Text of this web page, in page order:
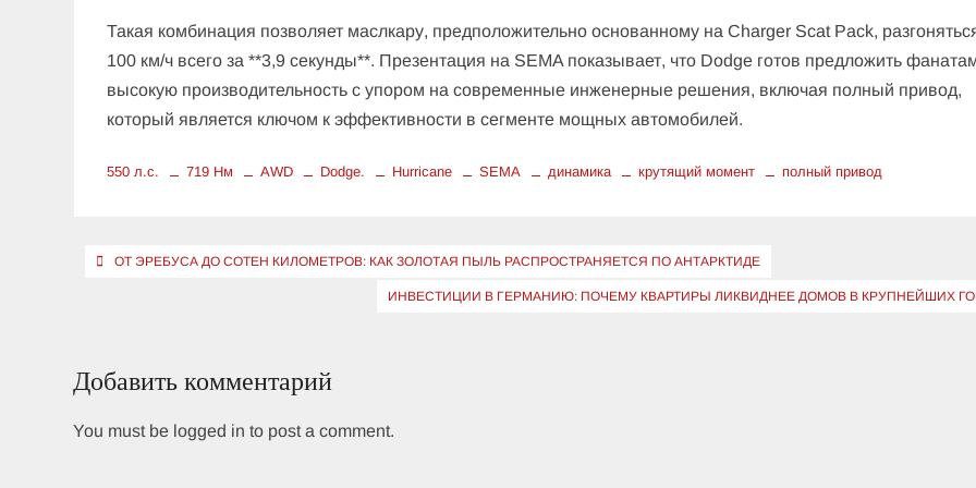
Такая комбинация позволяет маслкару, предположительно основанному на Charger Scat Pack,
100 км/ч всего за **3,9 секунды**. Презентация на SEMA показывает, что Dodge готов предложить
высокую производительность с упором на современные инженерные решения, включая полный привод,
который является ключом к эффективности в сегменте мощных автомобилей.
550 л.с. 719 Нм AWD Dodge. Hurricane SEMA динамика крутящий момент полный привод
Навигация
ОТ ЭРЕБУСА ДО СОТЕН КИЛОМЕТРОВ: КАК ЗОЛОТАЯ ПЫЛЬ РАСПРОСТРАНЯЕТСЯ ПО АНТАРКТИДЕ
ИНВЕСТИЦИИ В ГЕРМАНИЮ: ПОЧЕМУ КВАРТИРЫ ЛИКВИДНЕЕ ДОМОВ В КРУПНЕЙШИХ
Добавить комментарий
You must be logged in to post a comment.